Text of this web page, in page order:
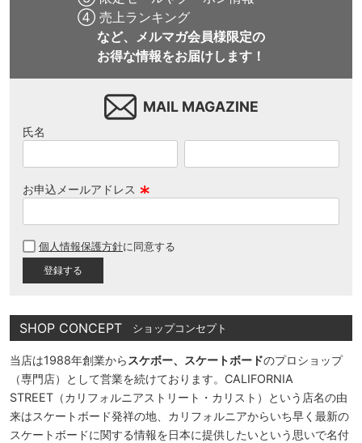
④ 売上ランキング
など、メルマガ会員様限定の
お得な情報をお届けします！
MAIL MAGAZINE
氏名
お申込メールアドレス
須
個人情報保護方針に同意する
SHOP CONCEPT ショップコンセプト
当店は1988年創業から スケボー、スケートボードのプロショップ
（専門店）として営業を続けております。CALIFORNIA
STREET（カリフォルニアストリート・カリスト）という店名の由
来はスケートボード発祥の地、カリフォルニアからいち早く最新の
スケートボードに関する情報を日本に提供したいという思いで名付